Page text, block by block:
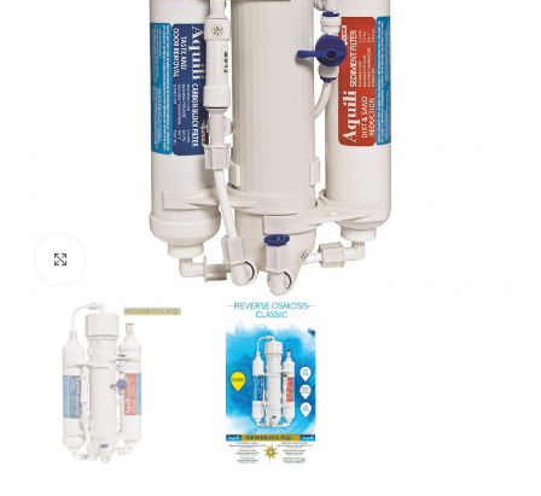
Click to enlarge